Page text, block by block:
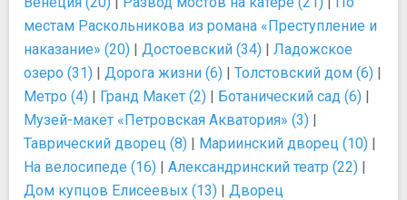
местам Раскольникова из романа «Преступление и
наказание» (20) | Достоевский (34) | Ладожское
озеро (31) | Дорога жизни (6) | Толстовский дом (6) |
Метро (4) | Гранд Макет (2) | Ботанический сад (6) |
Музей-макет «Петровская Акватория» (3) |
Таврический дворец (8) | Мариинский дворец (10) |
На велосипеде (16) | Александринский театр (22) |
Дом купцов Елисеевых (13) | Дворец